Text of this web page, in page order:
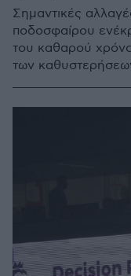
Σημαντικές
ποδοσφαίρου
του καθαρού
των